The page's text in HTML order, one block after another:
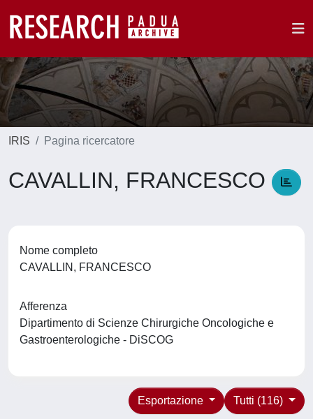
IRIS Pagina ricercatore
CAVALLIN, FRANCESCO
Nome completo
CAVALLIN, FRANCESCO
Afferenza
Dipartimento di Scienze Chirurgiche Oncologiche e
Gastroenterologiche - DiSCOG
Tutti (116)
Esportazione